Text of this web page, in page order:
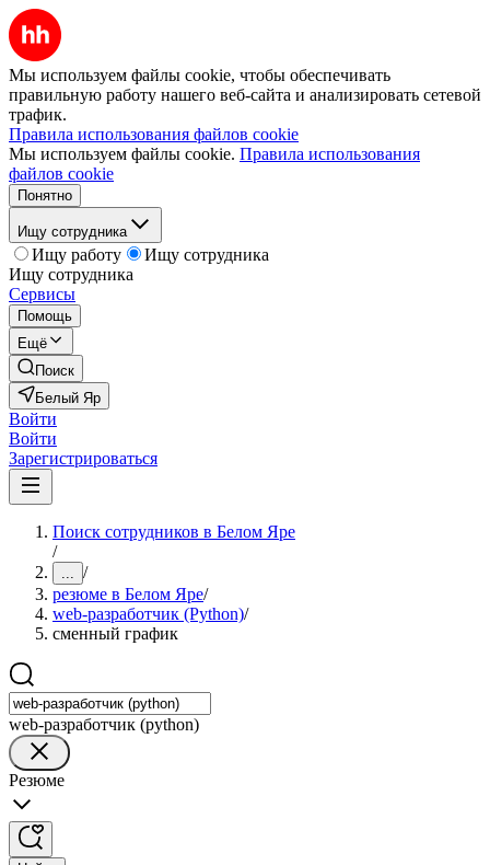
Мы используем файлы cookie, чтобы обеспечивать
правильную работу нашего веб-сайта и анализировать сетевой
трафик.
Правила использования файлов cookie
Мы используем файлы cookie. Правила использования
файлов cookie
Понятно
Ищу сотрудника
Ищу работу
Ищу сотрудника
Ищу сотрудника
Сервисы
Помощь
Ещё
Поиск
Белый Яр
Войти
Войти
Зарегистрироваться
Поиск сотрудников в Белом Яре
/
... /
резюме в Белом Яре/
web-разработчик (Python)/
сменный график
web-разработчик (python)
Резюме